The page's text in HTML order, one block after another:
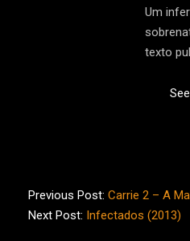
Um
texto
12-
08
Previous Post: Carrie 2 – A
Next Post: Infectados (2013)